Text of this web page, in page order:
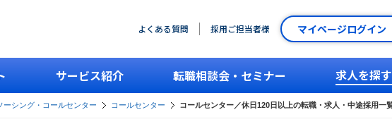
よくある質問 採用ご担当者様 マイページログイン
サービス紹介 転職相談会・セミナー 求人を探す
ーシング・コールセンター コールセンター コールセンター／休日120日以上の転職・求人・中途採用一